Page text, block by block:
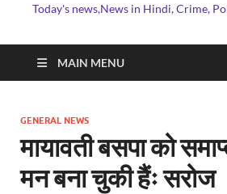
Today's news,News in Hindi, Crime,
MAIN MENU
GENERAL NEWS
मायावती बसपा को
मन बना चुकी हैंः सरोज